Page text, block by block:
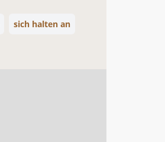
sich halten an